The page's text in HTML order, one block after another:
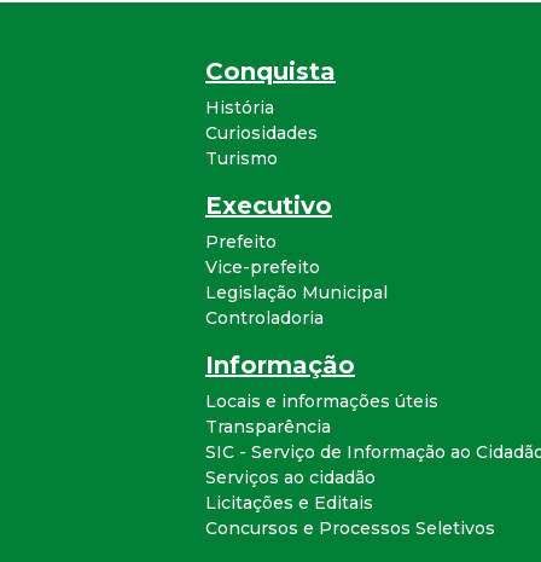
Conquista
História
Curiosidades
Turismo
Executivo
Prefeito
Vice-prefeito
Legislação Municipal
Controladoria
Informação
Locais e informações úteis
Transparência
SIC - Serviço de Informação ao
Serviços ao cidadão
Licitações e Editais
Concursos e Processos Seletivos